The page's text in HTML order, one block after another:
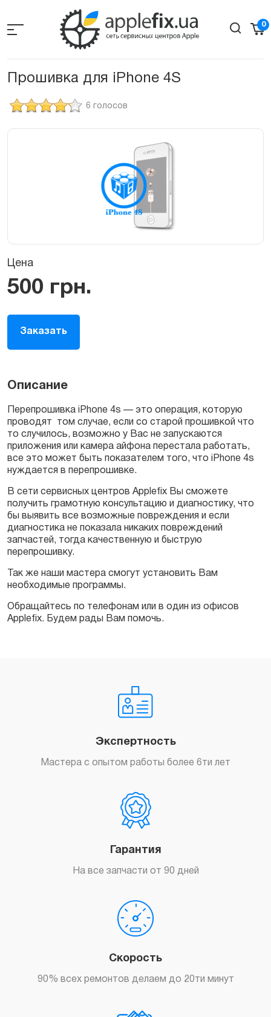
the
0
Прошивка для iPhone 4S
6 голосов
Цена
500 грн.
Заказать
Описание
Перепрошивка iPhone 4s — это операция, которую
проводят том случае, если со старой прошивкой что
то случилось, возможно у Вас не запускаются
приложения или камера айфона перестала работать,
все это может быть показателем того, что iPhone 4s
нуждается в перепрошивке.
В сети сервисных центров Applefix Вы сможете
получить грамотную консультацию и диагностику, что
бы выявить все возможные повреждения и если
диагностика не показала никаких повреждений
запчастей, тогда качественную и быструю
перепрошивку.
Так же наши мастера смогут установить Вам
необходимые программы.
Обращайтесь по телефонам или в один из офисов
Applefix. Будем рады Вам помочь.
Экспертность
Мастера с опытом работы более 6ти лет
Гарантия
На все запчасти от 90 дней
Скорость
90% всех ремонтов делаем до 20ти минут